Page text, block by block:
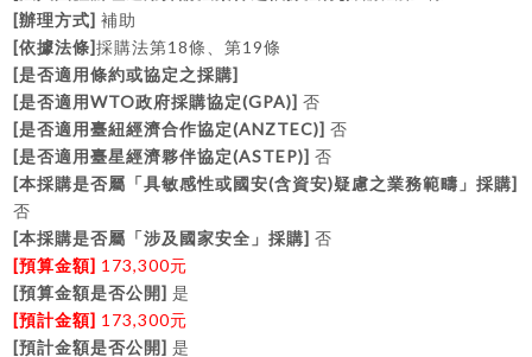
[辦理方式] 補助
[依據法條]採購法第18條、第19條
[是否適用條約或協定之採購]
[是否適用WTO政府採購協定(GPA)] 否
[是否適用臺紐經濟合作協定(ANZTEC)] 否
[是否適用臺星經濟夥伴協定(ASTEP)] 否
[本採購是否屬「具敏感性或國安(含資安)疑慮之業務範疇」採購]
否
[本採購是否屬「涉及國家安全」採購] 否
[預算金額] 173,300元
[預算金額是否公開 ] 是
[預計金額] 173,300元
[預計金額是否公開 ] 是